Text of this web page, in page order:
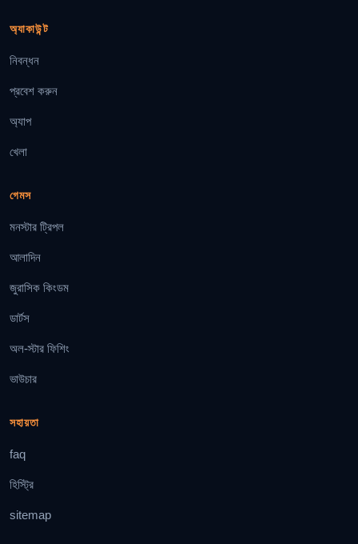
অ্যাকাউন্ট
নিবন্ধন
প্রবেশ করুন
অ্যাপ
খেলা
গেমস
মনস্টার ট্রিপল
আলাদিন
জুরাসিক কিংডম
ডার্টস
অল-স্টার ফিশিং
ভাউচার
সহায়তা
faq
হিস্ট্রি
sitemap